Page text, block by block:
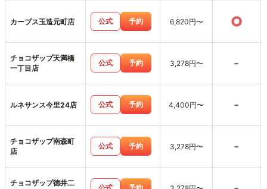
カーブス玉造元町店 公式 予約 6,820円〜 ○
チョコザップ天満橋
一丁目店
公式 予約 3,278円〜 -
ルネサンス今里24店 公式 予約 4,400円〜 -
チョコザップ南森町
店
公式 予約 3,278円〜 -
チョコザップ徳井二